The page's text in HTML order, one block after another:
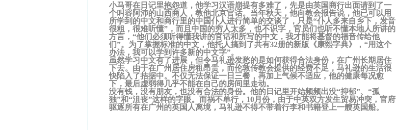
小马哥在日记里抱怨道，他学习汉语崩提有多难了，先是由英国商行出面请到了一
个叫容阿沛的山西商人，教他北京官话。当年秋天，他向教会报告说，他已可以用
所学到的中文和商行里的中国仆人进行简单的交谈了，只是“仆人多来自乡下，发音
很粗，很难听懂”，而且中国的穷人太多，也不识字，官员们也听不懂本地人所讲的
方言，“他们必须听得懂我讲的官话和所写的中文，我才能将基督的福音传给他
们”。为了掌握标准的中文，他托人搞到了共有32册的新版《康熙字典》，“用这个
办法，我可以学到许多新的中文字”。
虽然学习中文有了进展，但令马礼逊发愁的是如何获得合法身份，在广州长期居住
下去。由于在广州居住房租昂贵，而伦敦传教会提供的经费不足，马礼逊的生活很
快陷入了拮据中。不仅无法保证一日三餐，再加上气候不适应，他的健康每况愈
下，最后虚弱得几乎不能在自己的房间里走动。
没有钱，没有朋友，也没有合法的身份。他的日记里开始频频出没“抑郁”、“孤
独”和“沮丧”这样的字眼。而祸不单行，10月份，由于中英双方发生贸易冲突，官府
驱逐所有在广州的英国人离境，马礼逊不得不带着行李和书籍登上一艘英国船。